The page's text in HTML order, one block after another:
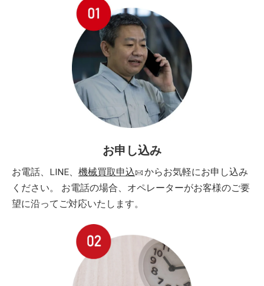
お申し込み
お電話、LINE、 機械買取申込
からお気軽にお申し込み
ください。 お電話の場合、オペレーターがお客様のご要
望に沿ってご対応いたします。